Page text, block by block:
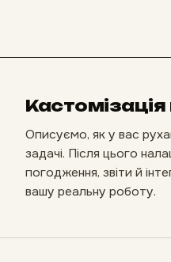
Описуємо, як у вас
задачі. Після цього
погодження, звіти й
вашу реальну роботу.